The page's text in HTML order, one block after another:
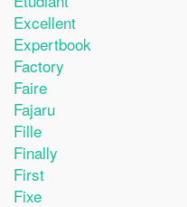
Excellent
Expertbook
Factory
Faire
Fajaru
Fille
Finally
First
Fixe